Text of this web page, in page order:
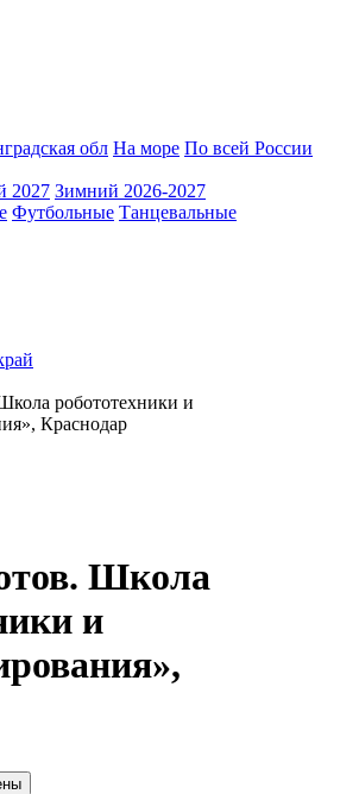
обл На море По всей России
2027 Зимний 2026-2027
Футбольные Танцевальные
робототехники и
Краснодар
Школа
и